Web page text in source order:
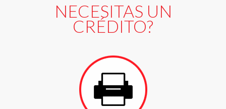
NECESITAS UN
CRÉDITO?